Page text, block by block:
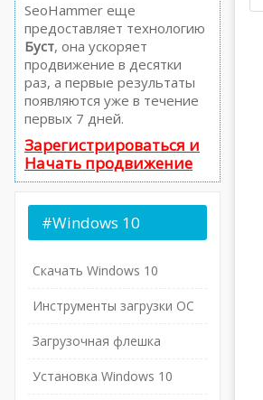
SeoHammer еще
предоставляет технологию
Буст, она ускоряет
продвижение в десятки
раз, а первые результаты
появляются уже в течение
первых 7 дней.
Зарегистрироваться и
Начать продвижение
#Windows 10
Скачать Windows 10
Инструменты загрузки ОС
Загрузочная флешка
Установка Windows 10